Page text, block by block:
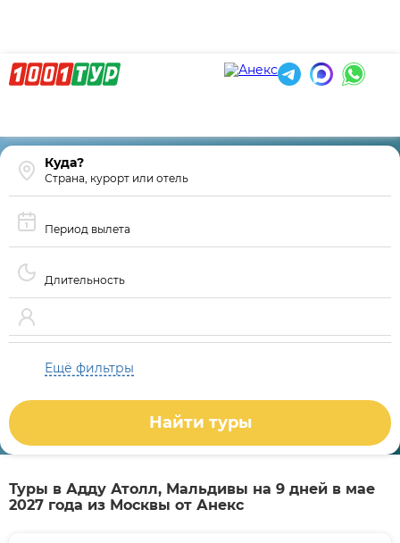
Страна, курорт или отель
Период вылета
Длительность
Ещё фильтры
Найти туры
Туры в Адду Атолл, Мальдивы на 9 дней в мае
2027 года из Москвы от Анекс